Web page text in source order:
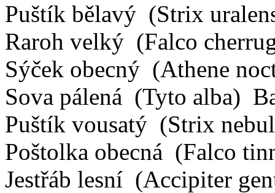
Puštík bělavý (Strix
Raroh velký (Falco
Sýček obecný (Athene
Sova pálená (Tyto alba)
Puštík vousatý (Strix
Poštolka obecná (Falco
Jestřáb lesní (Accipiter